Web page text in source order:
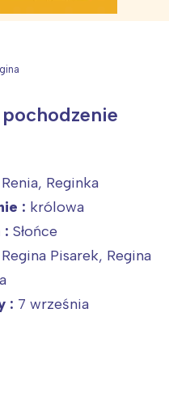
Renia, Reginka
: królowa
: Słońce
Regina Pisarek, Regina
: 7 września